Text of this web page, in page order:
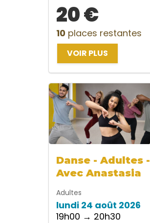
20 €
10 places restantes
VOIR PLUS
Danse - Adultes -
Avec Anastasia
Adultes
lundi 24 août 2026
19h00 → 20h30